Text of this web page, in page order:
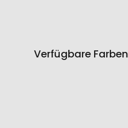
Verfügbare Farben